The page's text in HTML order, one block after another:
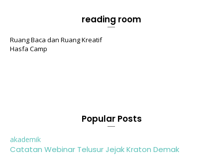
reading room
Ruang Baca dan Ruang Kreatif
Hasfa Camp
Popular Posts
akademik
Catatan Webinar Telusur Jejak Kraton Demak